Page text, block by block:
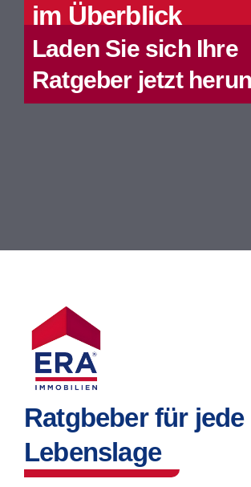
im Überblick
Laden Sie sich Ihre
Ratgeber jetzt
Ratgbeber für jede
Lebenslage